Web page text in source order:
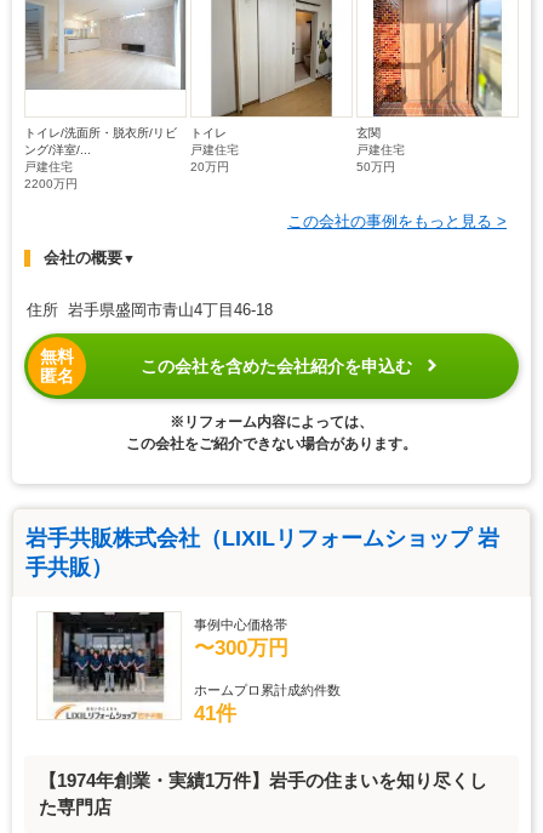
トイレ/洗面所・脱衣所/リビ
ング/洋室/...
戸建住宅
2200万円
トイレ
戸建住宅
20万円
玄関
戸建住宅
50万円
この会社の事例をもっと見る >
会社の概要▼
住所 岩手県盛岡市青山4丁目46-18
無料
匿名
この会社を含めた会社紹介を申込む
※リフォーム内容によっては、
この会社をご紹介できない場合があります。
岩手共販株式会社（LIXILリフォームショップ 岩
手共販）
事例中心価格帯
〜300万円
ホームプロ累計成約件数
41件
【1974年創業・実績1万件】岩手の住まいを知り尽くし
た専門店